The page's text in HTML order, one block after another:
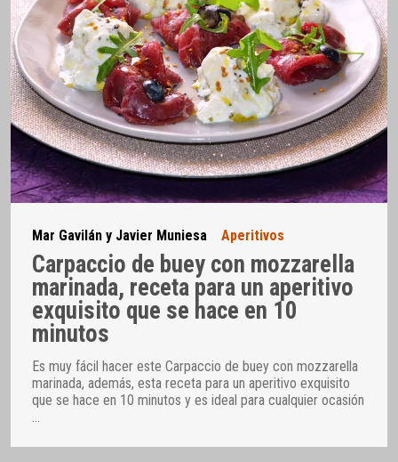
Mar Gavilán y Javier Muniesa Aperitivos
Carpaccio de buey con mozzarella
marinada, receta para un aperitivo
exquisito que se hace en 10
minutos
Es muy fácil hacer este Carpaccio de buey con mozzarella
marinada, además, esta receta para un aperitivo exquisito
que se hace en 10 minutos y es ideal para cualquier ocasión
…